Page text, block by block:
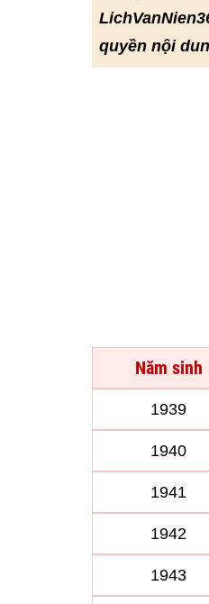
quyền nội
Năm sinh
1939
1940
1941
1942
1943